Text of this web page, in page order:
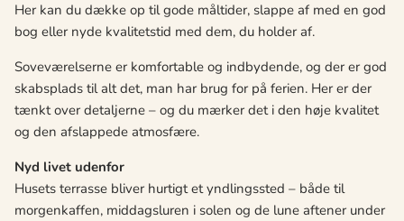
Her kan du dække op til gode måltider, slappe af med en god
bog eller nyde kvalitetstid med dem, du holder af.
Soveværelserne er komfortable og indbydende, og der er god
skabsplads til alt det, man har brug for på ferien. Her er der
tænkt over detaljerne – og du mærker det i den høje kvalitet
og den afslappede atmosfære.
Nyd livet udenfor
Husets terrasse bliver hurtigt et yndlingssted – både til
morgenkaffen, middagsluren i solen og de lune aftener under